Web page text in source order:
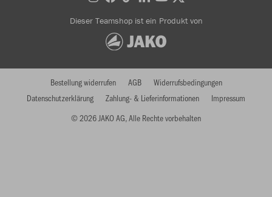
Dieser Teamshop ist ein Produkt von
© 2026 JAKO AG, Alle Rechte vorbehalten
Bestellung widerrufen AGB
Widerrufsbedingungen
Datenschutzerklärung
Zahlung- & Lieferinformationen Impressum